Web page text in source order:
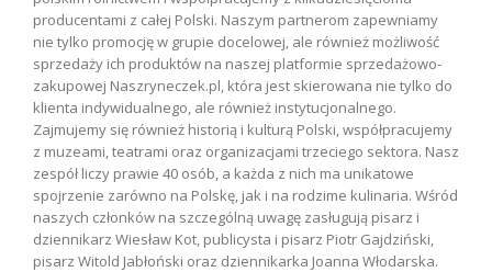
producentami z całej Polski. Naszym partnerom zapewniamy
nie tylko promocję w grupie docelowej, ale również możliwość
sprzedaży ich produktów na naszej platformie sprzedażowo-
zakupowej Naszryneczek.pl, która jest skierowana nie tylko do
klienta indywidualnego, ale również instytucjonalnego.
Zajmujemy się również historią i kulturą Polski, współpracujemy
z muzeami, teatrami oraz organizacjami trzeciego sektora. Nasz
zespół liczy prawie 40 osób, a każda z nich ma unikatowe
spojrzenie zarówno na Polskę, jak i na rodzime kulinaria. Wśród
naszych członków na szczególną uwagę zasługują pisarz i
dziennikarz Wiesław Kot, publicysta i pisarz Piotr Gajdziński,
pisarz Witold Jabłoński oraz dziennikarka Joanna Włodarska.